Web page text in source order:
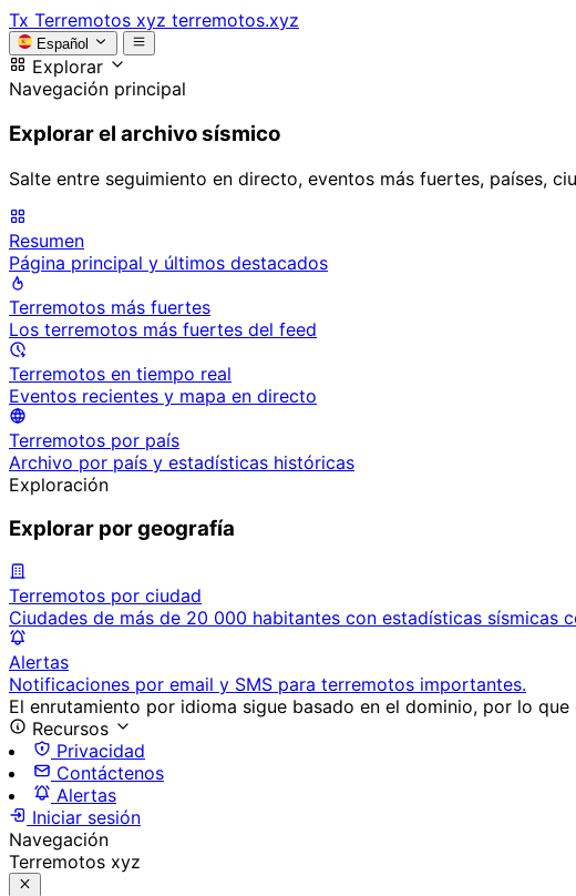
Tx Terremotos xyz terremotos.xyz
Español
Explorar
Navegación principal
Explorar el archivo sísmico
Salte entre seguimiento en directo, eventos más fuertes, países,
Resumen
Página principal y últimos destacados
Terremotos más fuertes
Los terremotos más fuertes del feed
Terremotos en tiempo real
Eventos recientes y mapa en directo
Terremotos por país
Archivo por país y estadísticas históricas
Exploración
Explorar por geografía
Terremotos por ciudad
Ciudades de más de 20 000 habitantes con estadísticas sísmicas
Alertas
Notificaciones por email y SMS para terremotos importantes.
El enrutamiento por idioma sigue basado en el dominio, por lo
Recursos
Privacidad
Contáctenos
Alertas
Iniciar sesión
Navegación
Terremotos xyz